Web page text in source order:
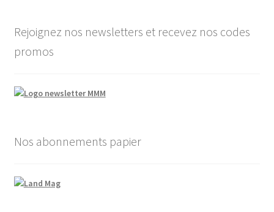
Rejoignez nos newsletters et recevez nos codes
promos
Nos abonnements papier